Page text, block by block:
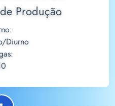
Produção
Diurno